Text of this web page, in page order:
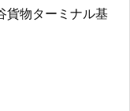
貨物ターミナル基